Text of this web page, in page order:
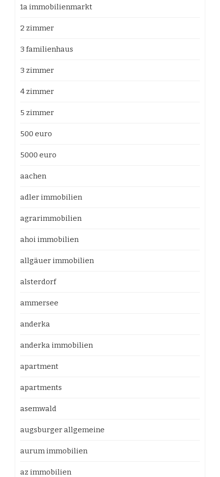
1a immobilienmarkt
2 zimmer
3 familienhaus
3 zimmer
4 zimmer
5 zimmer
500 euro
5000 euro
aachen
adler immobilien
agrarimmobilien
ahoi immobilien
allgäuer immobilien
alsterdorf
ammersee
anderka
anderka immobilien
apartment
apartments
asemwald
augsburger allgemeine
aurum immobilien
az immobilien